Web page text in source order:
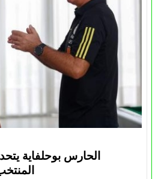
الحارس بوحلفاية